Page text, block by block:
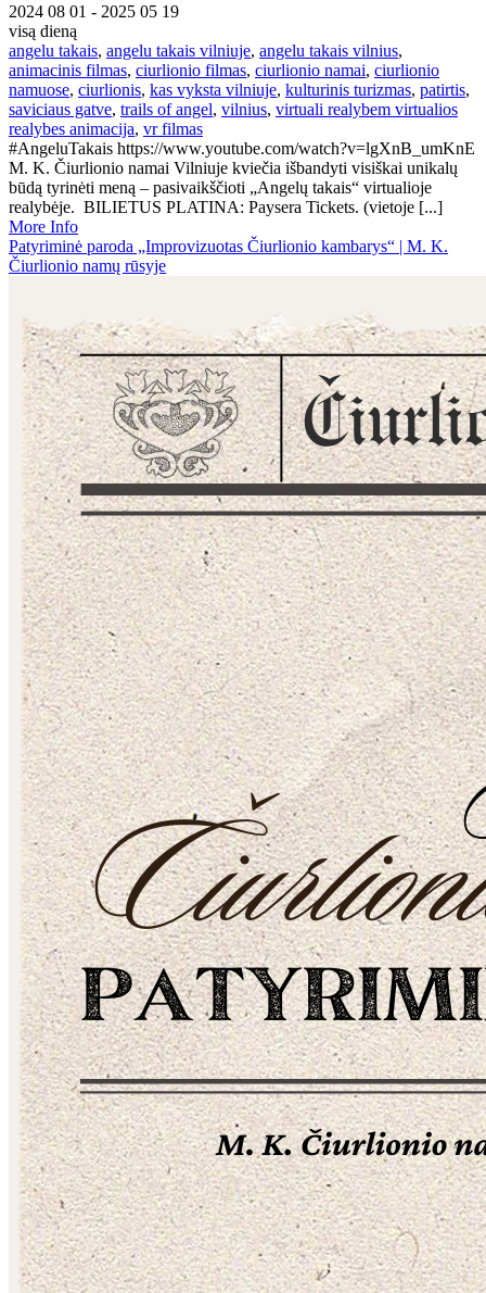
2024 08 01 - 2025 05 19
visą dieną
angelu takais, angelu takais vilniuje, angelu takais vilnius,
animacinis filmas, ciurlionio filmas, ciurlionio namai, ciurlionio
namuose, ciurlionis, kas vyksta vilniuje, kulturinis turizmas, patirtis,
saviciaus gatve, trails of angel, vilnius, virtuali realybem virtualios
realybes animacija, vr filmas
#AngeluTakais https://www.youtube.com/watch?v=lgXnB_umKnE
M. K. Čiurlionio namai Vilniuje kviečia išbandyti visiškai unikalų
būdą tyrinėti meną – pasivaikščioti „Angelų takais“ virtualioje
realybėje. BILIETUS PLATINA: Paysera Tickets. (vietoje [...]
More Info
Patyriminė paroda „Improvizuotas Čiurlionio kambarys“ | M. K.
Čiurlionio namų rūsyje